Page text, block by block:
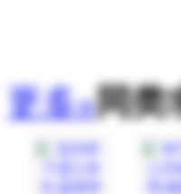
更多»同类